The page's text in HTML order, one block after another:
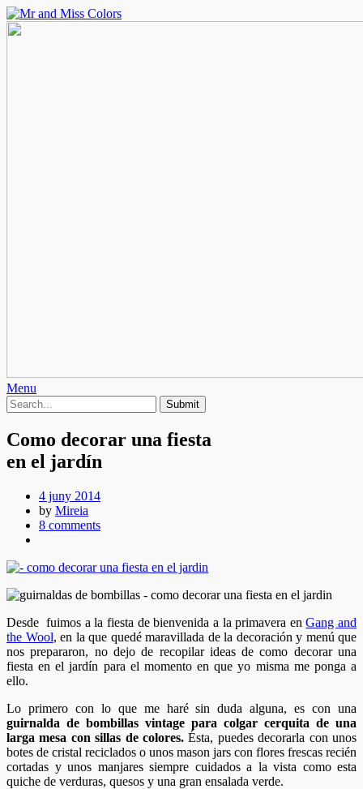
Menu
Como decorar una fiesta
en el jardín
4 juny 2014
by Mireia
8 comments
Desde fuimos a la fiesta de bienvenida a la primavera enGang and
the Wool, en la que quedé maravillada de la decoración y menú que
nos prepararon, no dejo de recopilar ideas de como decorar una
fiesta en el jardín para el momento en que yo misma me ponga a
ello.
Lo primero con lo que me haré sin duda alguna, es con una
guirnalda de bombillas vintage para colgar cerquita de una
larga mesa con sillas de colores. Ésta, puedes decorarla con unos
botes de cristal reciclados o unos mason jars con flores frescas recién
cortadas y unos manjares siempre cuidados a la vista como esta
quiche de verduras, quesos y una gran ensalada verde.